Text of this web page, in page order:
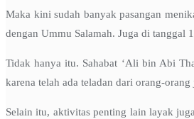
Maka kini sudah banyak pasangan
dengan Ummu Salamah. Juga di tanggal
Tidak hanya itu. Sahabat ‘Ali bin Abi
karena telah ada teladan dari orang-orang
Selain itu, aktivitas penting lain layak